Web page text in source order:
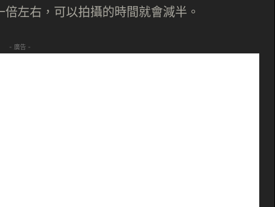
左右，可以拍攝的時間就會減半。
- 廣告 -